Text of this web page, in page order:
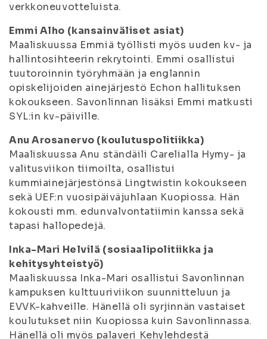
verkkoneuvotteluista.
Emmi Alho (kansainväliset asiat)
Maaliskuussa Emmiä työllisti myös uuden kv- ja
hallintosihteerin rekrytointi. Emmi osallistui
tuutoroinnin työryhmään ja englannin
opiskelijoiden ainejärjestö Echon hallituksen
kokoukseen. Savonlinnan lisäksi Emmi matkusti
SYL:in kv-päiville.
Anu Arosanervo (koulutuspolitiikka)
Maaliskuussa Anu ständäili Carelialla Hymy- ja
valitusviikon tiimoilta, osallistui
kummiainejärjestönsä Lingtwistin kokoukseen
sekä UEF:n vuosipäiväjuhlaan Kuopiossa. Hän
kokousti mm. edunvalvontatiimin kanssa sekä
tapasi hallopedejä.
Inka-Mari Helvilä (sosiaalipolitiikka ja
kehitysyhteistyö)
Maaliskuussa Inka-Mari osallistui Savonlinnan
kampuksen kulttuuriviikon suunnitteluun ja
EVVK-kahveille. Hänellä oli syrjinnän vastaiset
koulutukset niin Kuopiossa kuin Savonlinnassa.
Hänellä oli myös palaveri Kehylehdestä